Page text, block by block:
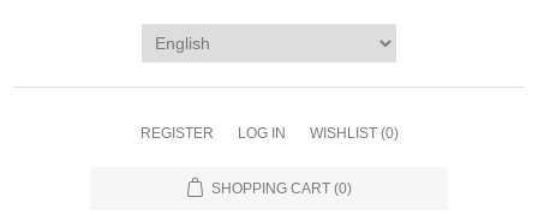
REGISTER LOG IN WISHLIST (0)
SHOPPING CART (0)